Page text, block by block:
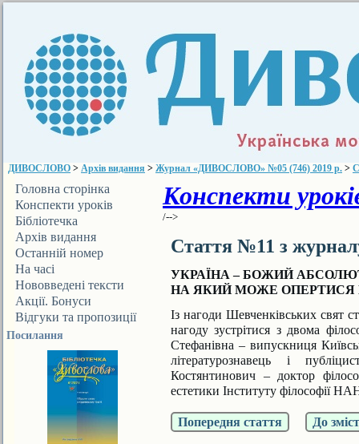
ДИВОСЛОВО > Архів видання > Журнал «ДИВОСЛОВО» №05 (746) 2019 р. >
Головна сторінка
Конспекти уроків
Бібліотечка
ДИВОСЛОВА
Архів видання
Останній номер
На часі
Нововведені тексти
Акції. Бонуси
Відгуки та пропозиції
Посилання
Конспекти
/-->
Стаття №11 з
УКРАЇНА – БОЖИЙ
НА ЯКИЙ МОЖЕ ОПЕРТИСЯ
Із нагоди Шевченківських свят
нагоду зустрітися з двома
Стефанівна – випускниця
літературознавець і
Костянтинович – доктор
естетики Інституту філософіїНАН
Попередня стаття До